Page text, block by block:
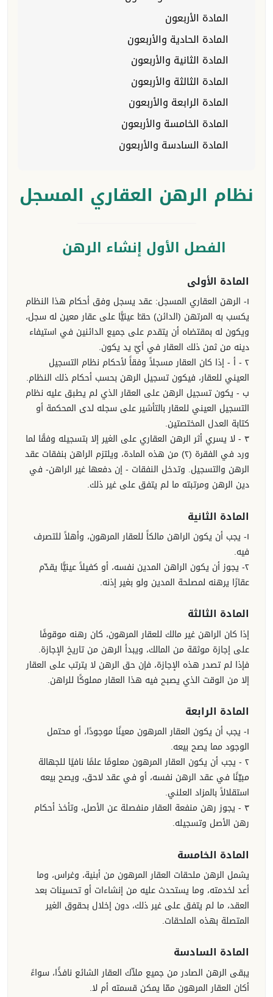
نظام الرهن العقاري المسجل
الفصل الأول إنشاء الرهن
المادة الأولى
١- الرهن العقاري المسجل: عقد يسجل وفق أحكام هذا النظام
يكسب به المرتهن (الدائن) حقـًا عينيًّا على عقار معين له سجل،
ويكون له بمقتضاه أن يتقدم على جميع الدائنين في استيفاء
دينه من ثمن ذلك العقار في أيّ يد يكون.
٢ - أ - إذا كان العقار مسجلاً وفقاً لأحكام نظام التسجيل
العيني للعقار، فيكون تسجيل الرهن بحسب أحكام ذلك النظام.
ب - يكون تسجيل الرهن على العقار الذي لم يطبق عليه نظام
التسجيل العيني للعقار بالتأشير على سجله لدى المحكمة أو
كتابة العدل المختصتين.
٣ - لا يسري أثر الرهن العقاري على الغير إلا بتسجيله وفقًا لما
ورد في الفقرة (٢) من هذه المادة، ويلتزم الراهن بنفقات عقد
الرهن والتسجيل. وتدخل النفقات - إن دفعها غير الراهن- في
دين الرهن ومرتبته ما لم يتفق على غير ذلك.
المادة الثانية
١- يجب أن يكون الراهن مالكاً للعقار المرهون، وأهلاً للتصرف
فيه.
٢- يجوز أن يكون الراهن المدين نفسه، أو كفيلاً عينيًّا يقدّم
عقارًا يرهنه لمصلحة المدين ولو بغير إذنه.
المادة الثالثة
إذا كان الراهن غير مالك للعقار المرهون، كان رهنه موقوفًا
على إجازة موثقة من المالك، ويبدأ الرهن من تاريخ الإجازة.
فإذا لم تصدر هذه الإجازة، فإن حق الرهن لا يترتب على العقار
إلا من الوقت الذي يصبح فيه هذا العقار مملوكًا للراهن.
المادة الرابعة
١- يجب أن يكون العقار المرهون معينًا موجودًا، أو محتمل
الوجود مما يصح بيعه.
٢ - يجب أن يكون العقار المرهون معلومًا علمًا نافيًا للجهالة
مبيّنًا في عقد الرهن نفسه، أو في عقد لاحق، ويصح بيعه
استقلالاً بالمزاد العلني.
٣ - يجوز رهن منفعة العقار منفصلة عن الأصل، وتأخذ أحكام
رهن الأصل وتسجيله.
المادة الخامسة
يشمل الرهن ملحقات العقار المرهون من أبنية، وغراس، وما
أعد لخدمته، وما يستحدث عليه من إنشاءات أو تحسينات بعد
العقد، ما لم يتفق على غير ذلك، دون إخلال بحقوق الغير
المتصلة بهذه الملحقات.
المادة السادسة
يبقى الرهن الصادر من جميع ملاّك العقار الشائع نافذًا، سواءً
أكان العقار المرهون ممّا يمكن قسمته أم لا.
المادة الأربعون
المادة الحادية والأربعون
المادة الثانية والأربعون
المادة الثالثة والأربعون
المادة الرابعة والأربعون
المادة الخامسة والأربعون
المادة السادسة والأربعون